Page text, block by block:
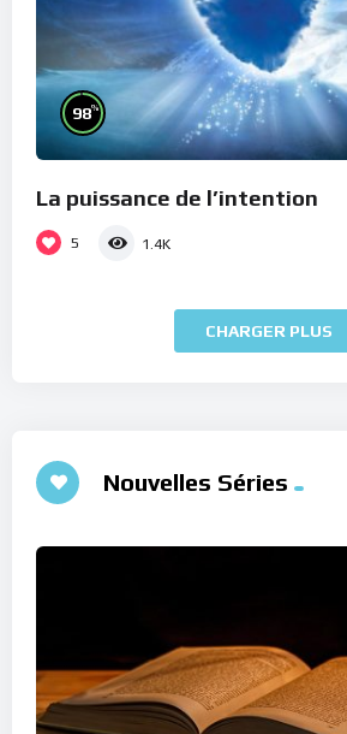
98%
La puissance de l’intention
5 1.4K
CHARGER PLUS
Nouvelles Séries